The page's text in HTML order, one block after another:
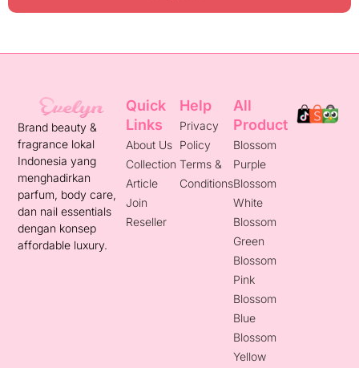
Brand beauty &
fragrance lokal
Indonesia yang
menghadirkan
parfum, body care,
dan nail essentials
dengan konsep
affordable luxury.
Quick
Links
About Us
Collection
Article
Join
Reseller
Help
Privacy
Policy
Terms &
Conditions
All
Product
Blossom
Purple
Blossom
White
Blossom
Green
Blossom
Pink
Blossom
Blue
Blossom
Yellow